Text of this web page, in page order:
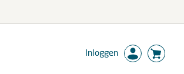
Inloggen